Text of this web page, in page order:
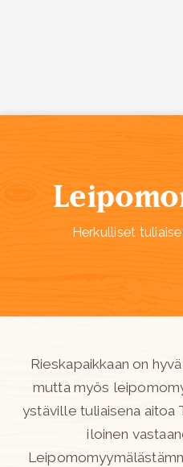
Herkulliset
Rieskapaikkaan on
mutta myös
ystäville tuliaisena aitoa
iloinen